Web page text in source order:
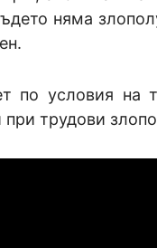
няма
по условия на
при трудови